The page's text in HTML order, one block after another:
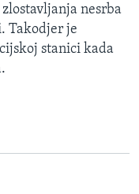
nesrba
Takodjer je
stanici kada